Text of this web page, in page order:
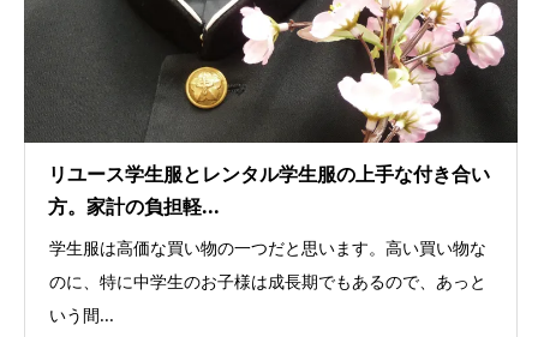
リユース学生服とレンタル学生服の上手な付き合い
方。家計の負担軽...
学生服は高価な買い物の一つだと思います。高い買い物な
のに、特に中学生のお子様は成長期でもあるので、あっと
いう間...